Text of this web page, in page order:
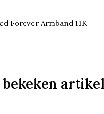
Forever Armband 14K
bekeken